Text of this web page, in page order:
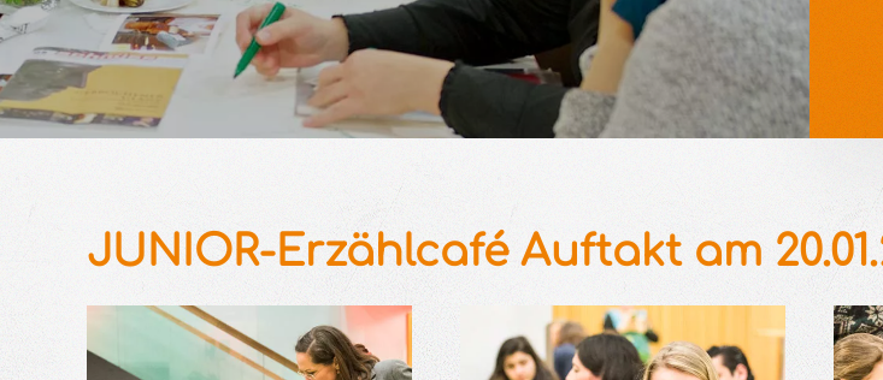
JUNIOR-Erzählcafé Auftakt am